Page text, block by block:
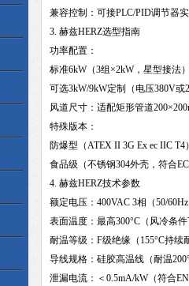
兼容控制：可接PLC/PID调节器
3. 赫兹HERZ选型指南
功率配置：
标准6kW（3组×2kW，星型接法
可选3kW/9kW定制（电压380V或
风道尺寸：适配矩形管道
特殊版本：
防爆型（ATEX II 3G Ex ec IIC T4
食品级（不锈钢304外壳，符合
4. 赫兹HERZ技术参数
额定电压：400VAC 3相（50/
表面温度：最高300°C（风冷条
耐温等级：F级绝缘（155°C持续
导线规格：硅胶高温线（耐温
泄漏电流：＜0.5mA/kW（符合